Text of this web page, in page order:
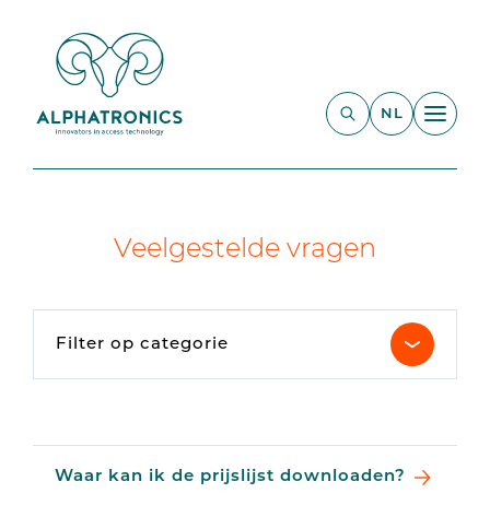
NL
Veelgestelde vragen
Filter op categorie
Waar kan ik de prijslijst downloaden?